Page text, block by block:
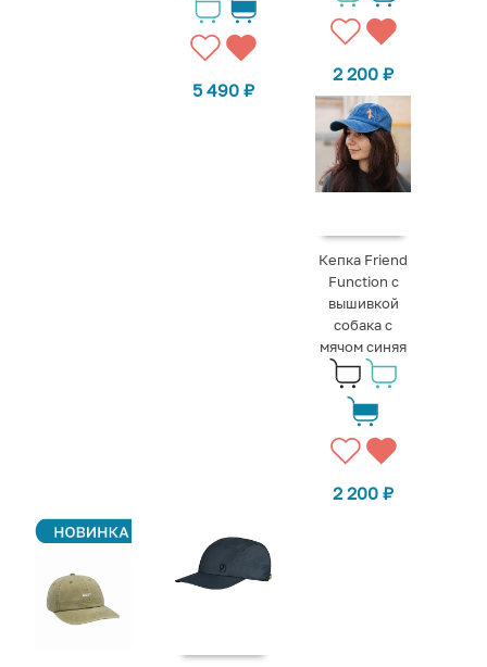
5 490 ₽
2 200₽
Кепка Friend
Function с
вышивкой
собака с
мячом синяя
2 200₽